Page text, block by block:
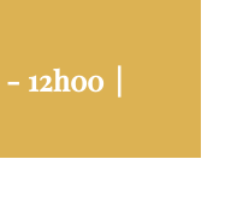
- 12h00 |